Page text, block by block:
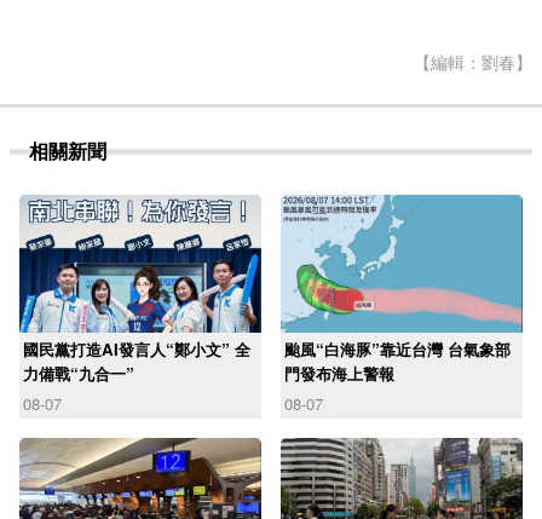
【編輯：劉春】
相關新聞
國民黨打造AI發言人“鄭小文” 全
力備戰“九合一”
08-07
颱風“白海豚”靠近台灣 台氣象部
門發布海上警報
08-07